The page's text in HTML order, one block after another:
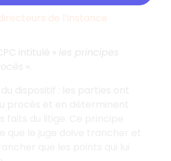
de l’instance
intitulé « les principes